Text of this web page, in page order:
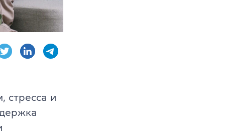
English
стресса и